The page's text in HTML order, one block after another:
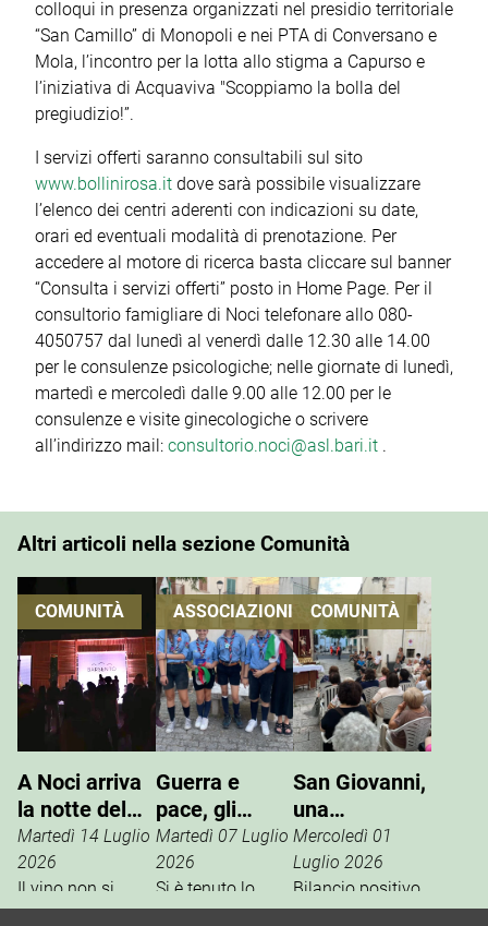
colloqui in presenza organizzati nel presidio territoriale
“San Camillo” di Monopoli e nei PTA di Conversano e
Mola, l’incontro per la lotta allo stigma a Capurso e
l’iniziativa di Acquaviva "Scoppiamo la bolla del
pregiudizio!”.
I servizi offerti saranno consultabili sul sito
www.bollinirosa.it dove sarà possibile visualizzare
l’elenco dei centri aderenti con indicazioni su date,
orari ed eventuali modalità di prenotazione. Per
accedere al motore di ricerca basta cliccare sul banner
“Consulta i servizi offerti” posto in Home Page. Per il
consultorio famigliare di Noci telefonare allo 080-
4050757 dal lunedì al venerdì dalle 12.30 alle 14.00
per le consulenze psicologiche; nelle giornate di lunedì,
martedì e mercoledì dalle 9.00 alle 12.00 per le
consulenze e visite ginecologiche o scrivere
all’indirizzo mail: consultorio.noci@asl.bari.it .
Altri articoli nella sezione Comunità
COMUNITÀ
A Noci arriva
la notte del
vino che si
vive
Martedì 14 Luglio
2026
Il vino non si
degusta. Si vive.
ASSOCIAZIONI
Guerra e
pace, gli
Scout
incontrano
l’ANPI
Martedì 07 Luglio
2026
Si è tenuto lo
scorso 27 giugno
COMUNITÀ
San Giovanni,
una
tradizione che
si rinnova
Mercoledì 01
Luglio 2026
Bilancio positivo,
la scorsa